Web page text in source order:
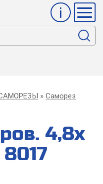
Инфо
Саморез
4,8х
8017